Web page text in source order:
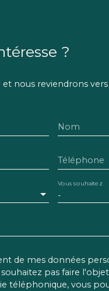
?
nous reviendrons
Nom
Téléphone
-
Vous souhaitez
de mes données
souhaitez pas faire
téléphonique, vous